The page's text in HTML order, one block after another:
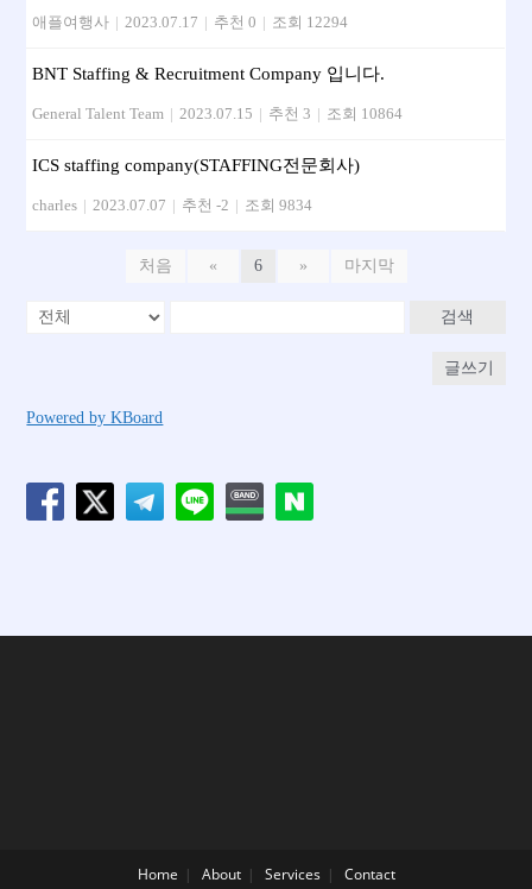
애플여행사 | 2023.07.17 | 추천 0 | 조회 12294
BNT Staffing & Recruitment Company 입니다.
General Talent Team | 2023.07.15 | 추천 3 | 조회 10864
ICS staffing company(STAFFING전문회사)
charles | 2023.07.07 | 추천 -2 | 조회 9834
처음 « 6 » 마지막
검색
글쓰기
Powered by KBoard
Home About Services Contact